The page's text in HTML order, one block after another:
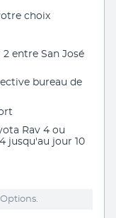
choix
entre San José
bureau de
Rav 4 ou
jusqu'au jour 10